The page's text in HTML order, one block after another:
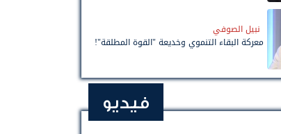
نبيل الصوفي
معركة البقاء التنموي وخديعة "القوة المطلقة"!
فيديو